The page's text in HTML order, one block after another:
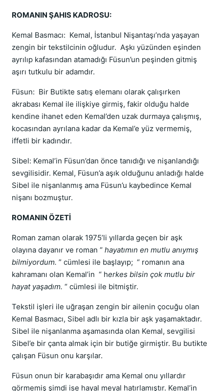
ROMANIN ŞAHIS KADROSU:
Kemal Basmacı: Kemal, İstanbul Nişantaşı’nda yaşayan
zengin bir tekstilcinin oğludur. Aşkı yüzünden eşinden
ayrılıp kafasından atamadığı Füsun’un peşinden gitmiş
aşırı tutkulu bir adamdır.
Füsun: Bir Butikte satış elemanı olarak çalışırken
akrabası Kemal ile ilişkiye girmiş, fakir olduğu halde
kendine ihanet eden Kemal’den uzak durmaya çalışmış,
kocasından ayrılana kadar da Kemal’e yüz vermemiş,
iffetli bir kadındır.
Sibel: Kemal’in Füsun’dan önce tanıdığı ve nişanlandığı
sevgilisidir. Kemal, Füsun’a aşık olduğunu anladığı halde
Sibel ile nişanlanmış ama Füsun’u kaybedince Kemal
nişanı bozmuştur.
ROMANIN ÖZETİ
Roman zaman olarak 1975’li yıllarda geçen bir aşk
olayına dayanır ve roman “ hayatımın en mutlu anıymış
bilmiyordum. ” cümlesi ile başlayıp; “ romanın ana
kahramanı olan Kemal’in “ herkes bilsin çok mutlu bir
hayat yaşadım. “ cümlesi ile bitmiştir.
Tekstil işleri ile uğraşan zengin bir ailenin çocuğu olan
Kemal Basmacı, Sibel adlı bir kızla bir aşk yaşamaktadır.
Sibel ile nişanlanma aşamasında olan Kemal, sevgilisi
Sibel’e bir çanta almak için bir butiğe girmiştir. Bu butikte
çalışan Füsun onu karşılar.
Füsun onun bir karabaşıdır ama Kemal onu yıllardır
görmemiş şimdi ise hayal meyal hatırlamıştır. Kemal’in